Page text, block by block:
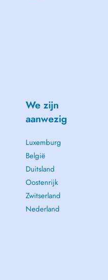
We zijn
aanwezig
Luxemburg
België
Duitsland
Oostenrijk
Zwitserland
Nederland